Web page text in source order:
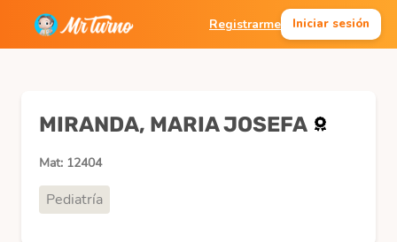
Registrarme Iniciar sesión
MIRANDA, MARIA JOSEFA
Mat: 12404
Pediatría